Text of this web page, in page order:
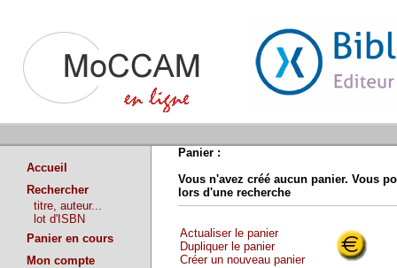
Accueil
Rechercher
titre, auteur...
lot d'ISBN
Panier en cours
Mon compte
Panier :
Vous n'avez créé aucun panier. Vous
lors d'une recherche
Actualiser le panier
Dupliquer le panier
Créer un nouveau panier